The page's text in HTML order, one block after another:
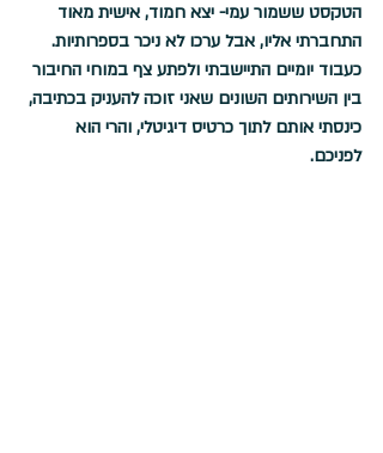
הטקסט ששמור עמי- יצא חמוד, אישית מאוד
התחברתי אליו, אבל ערכו לא ניכר בספרותיות.
כעבוד יומיים התיישבתי ולפתע צף במוחי החיבור
בין השירותים השונים שאני זוכה להעניק בכתיבה,
כינסתי אותם לתוך כרטיס דיגיטלי, והרי הוא
לפניכם.